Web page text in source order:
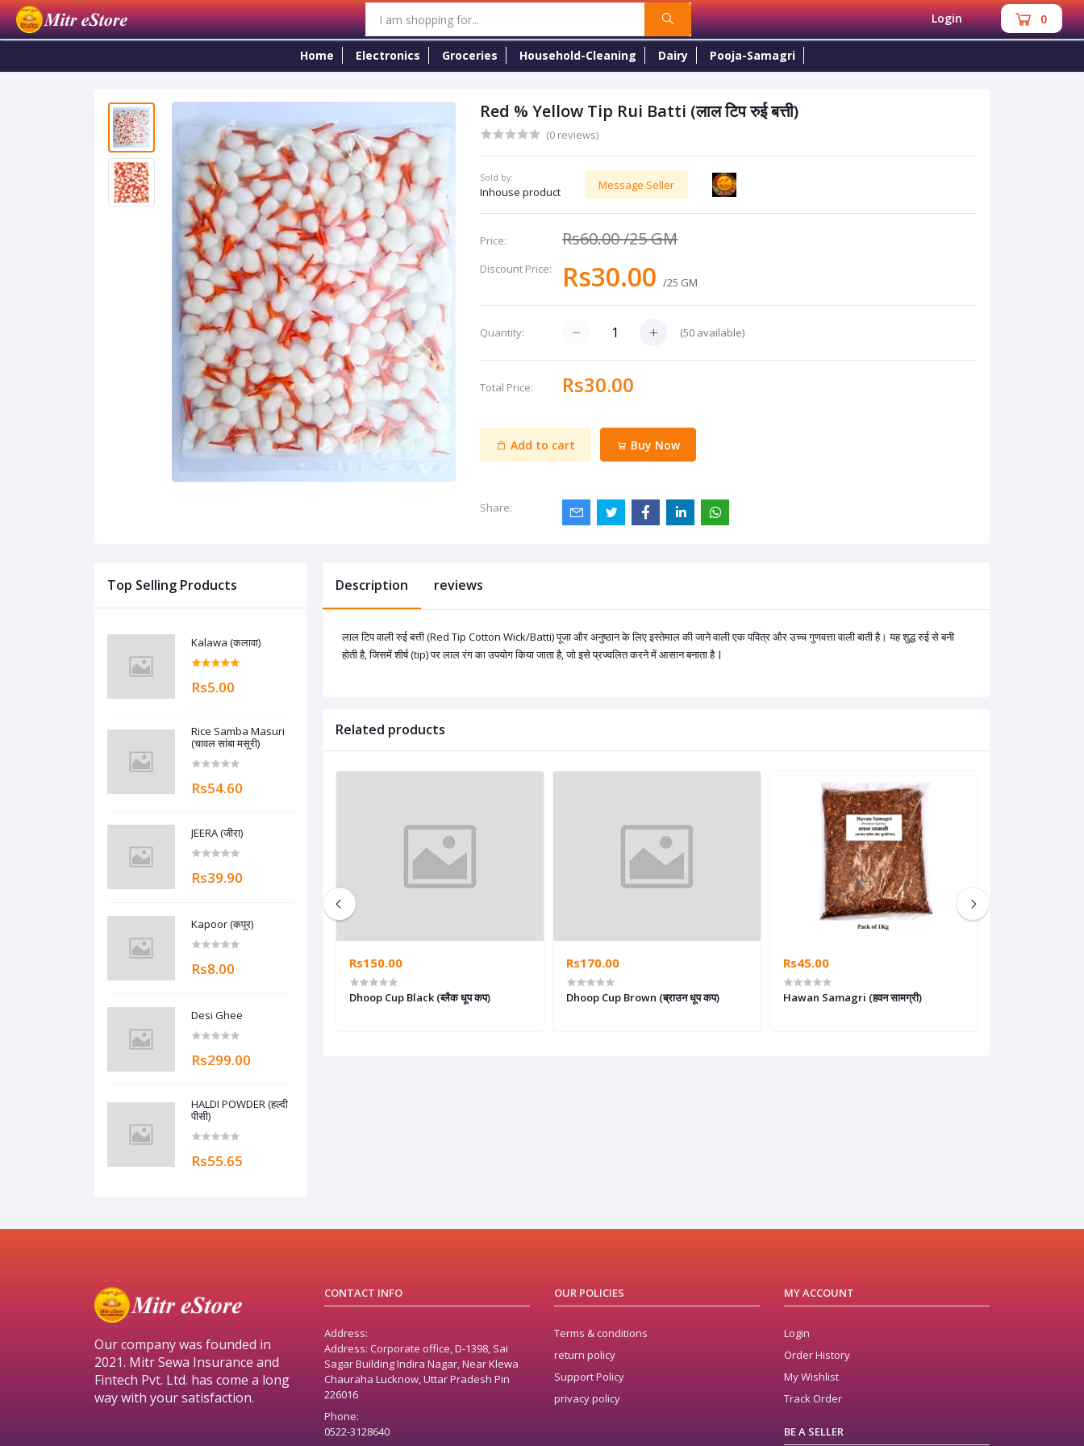
Login 0
Home Electronics Groceries Household-Cleaning Dairy Pooja-Samagri
Red % Yellow Tip Rui Batti (लाल टिप रुई बत्ती)
(0 reviews)
Sold by:
Inhouse product
Message Seller
Price: Rs60.00/25 GM
Discount Price: Rs30.00/25 GM
Quantity: (50 available)
Total Price: Rs30.00
Add to cart Buy Now
Share:
Top Selling Products
Kalawa (कलावा)
Rs5.00
Rice Samba Masuri
(चावल सांबा मसूरी)
Rs54.60
JEERA (जीरा)
Rs39.90
Kapoor (कपूर)
Rs8.00
Desi Ghee
Rs299.00
HALDI POWDER (हल्दी
पीसी)
Rs55.65
Description reviews
लाल टिप वाली रुई बत्ती (Red Tip Cotton Wick/Batti) पूजा और अनुष्ठान के लिए इस्तेमाल की जाने वाली एक पवित्र और उच्च गुणवत्ता वाली बाती है। यह शुद्ध रुई से बनी
होती है, जिसमें शीर्ष (tip) पर लाल रंग का उपयोग किया जाता है, जो इसे प्रज्वलित करने में आसान बनाता है।
Related products
Rs10.00 Rs5.00 Rs150.00
Dhoop Cup Black (ब्लैक धूप कप)
Rs170.00
Dhoop Cup Brown (ब्राउन धूप कप)
Rs45.00
Hawan Samagri (हवन सामग्री)
Our company was founded in
2021. Mitr Sewa Insurance and
Fintech Pvt. Ltd. has come a long
way with your satisfaction.
CONTACT INFO
Address:
Address: Corporate office, D-1398, Sai
Sagar Building Indira Nagar, Near Klewa
Chauraha Lucknow, Uttar Pradesh Pin
226016
Phone:
0522-3128640
OUR POLICIES
Terms & conditions
return policy
Support Policy
privacy policy
MY ACCOUNT
Login
Order History
My Wishlist
Track Order
BE A SELLER